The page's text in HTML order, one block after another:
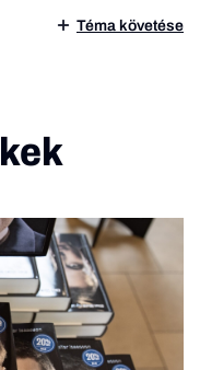
Téma követése